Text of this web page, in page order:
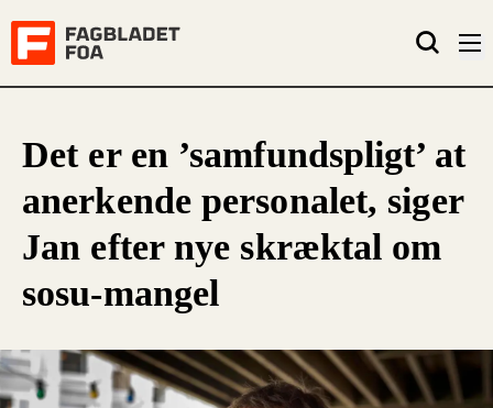
Det er en ’samfundspligt’ at
anerkende personalet, siger
Jan efter nye skræktal om
sosu-mangel